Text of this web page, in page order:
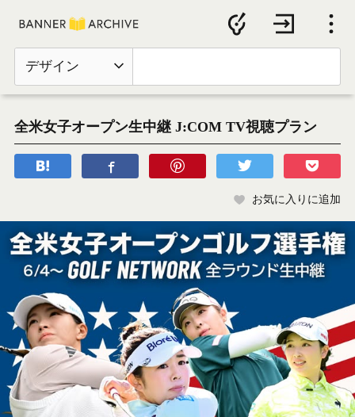
デザイン
全米女子オープン生中継 J:COM TV視聴プラン
お気に入りに追加